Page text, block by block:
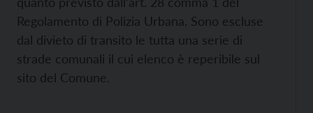
Regolamento di Polizia Urbana. Sono escluse
dal divieto di transito le tutta una serie di
strade comunali il cui elenco è reperibile sul
sito del Comune.